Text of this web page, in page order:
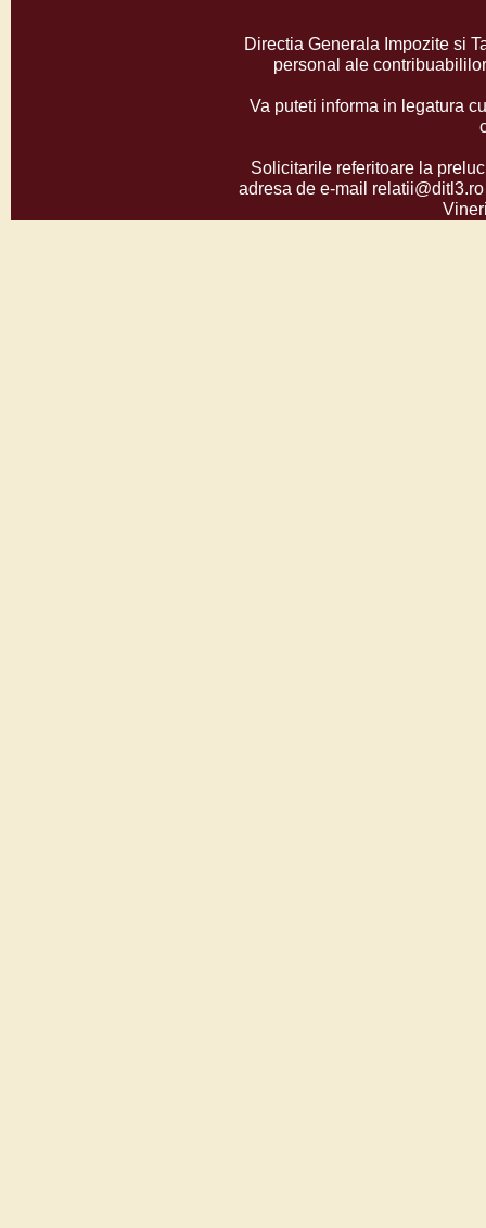
Directia Generala Impozite si
personal ale
Va puteti informa in legatura
Solicitarile referitoare la
adresa de e-mail